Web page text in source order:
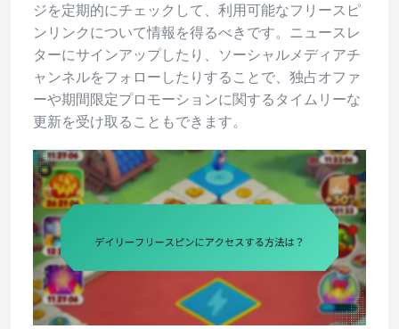
ジを定期的にチェックして、利用可能なフリースピ
ンリンクについて情報を得るべきです。ニュースレ
ターにサインアップしたり、ソーシャルメディアチ
ャンネルをフォローしたりすることで、独占オファ
ーや期間限定プロモーションに関するタイムリーな
更新を受け取ることもできます。